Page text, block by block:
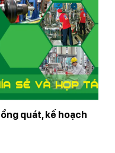
quát, kế hoạch